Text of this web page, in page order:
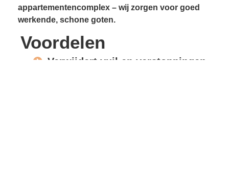
appartementencomplex – wij zorgen voor goed
werkende, schone goten.
Voordelen
Verwijdert vuil en verstoppingen